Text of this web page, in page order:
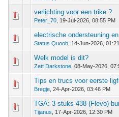
verlichting voor een trike ?
Peter_70 19-Jul-2026, 08:55 PM
- 0 van 5 gemiddeld
45
electrische ondersteuning
Status Quooh 14-Jun-2026,
- 0 van 5 gemiddeld
345
Welk model is dit?
Zett Darkstone 08-May-2026,
- 0 van 5 gemiddeld
45
Tips en trucs voor eerste
Bregje 24-Apr-2026, 03:46 PM
- 0 van 5 gemiddeld
45
TGA: 3 stuks 438 (Flevo)
Tijanus 17-Apr-2026, 12:30 PM
- 0 van 5 gemiddeld
4 5